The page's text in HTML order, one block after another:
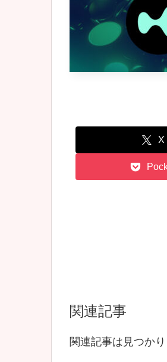
X
関連記事
関連記事は見つかり